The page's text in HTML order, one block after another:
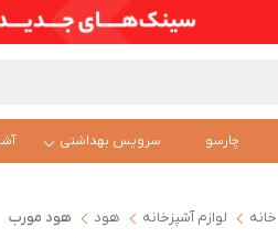
چارسو سرویس بهداشتی
خانه لوازم آشپزخانه هود هود مورب